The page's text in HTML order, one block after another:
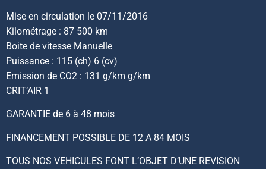
Mise en circulation le 07/11/2016
Kilométrage : 87 500 km
Boite de vitesse Manuelle
Puissance : 115 (ch) 6 (cv)
Emission de CO2 : 131 g/km g/km
CRIT’AIR 1
GARANTIE de 6 à 48 mois
FINANCEMENT POSSIBLE DE 12 A 84 MOIS
TOUS NOS VEHICULES FONT L’OBJET D’UNE REVISION